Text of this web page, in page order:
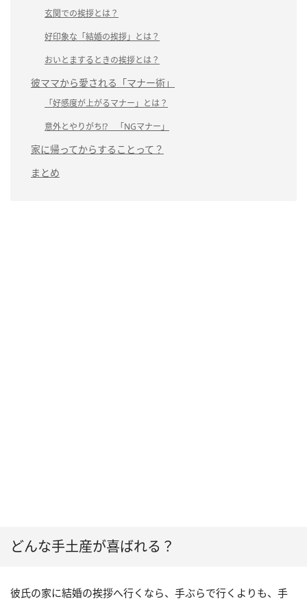
玄関での挨拶とは？
好印象な「結婚の挨拶」とは？
おいとまするときの挨拶とは？
彼ママから愛される「マナー術」
「好感度が上がるマナー」とは？
意外とやりがち!? 「NGマナー」
家に帰ってからすることって？
まとめ
どんな手土産が喜ばれる？
彼氏の家に結婚の挨拶へ行くなら、手ぶらで行くよりも、手